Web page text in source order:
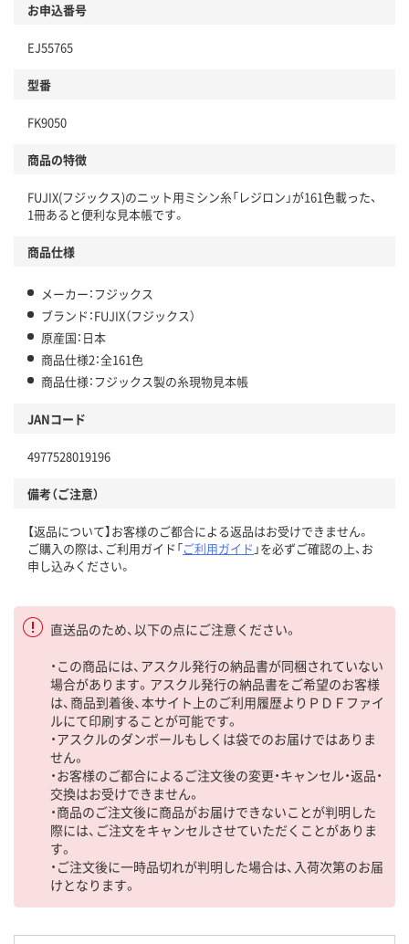
お申込番号
EJ55765
型番
FK9050
商品の特徴
FUJIX(フジックス)のニット用ミシン糸「レジロン」が161色載った、
1冊あると便利な見本帳です。
商品仕様
メーカー：フジックス
ブランド：FUJIX（フジックス）
原産国：日本
商品仕様2：全161色
商品仕様：フジックス製の糸現物見本帳
JANコード
4977528019196
備考（ご注意）
【返品について】お客様のご都合による返品はお受けできません。
ご購入の際は、ご利用ガイド「ご利用ガイド 」を必ずご確認の上、お
申し込みください。
直送品のため、以下の点にご注意ください。
・この商品には、アスクル発行の納品書が同梱されていない
場合があります。アスクル発行の納品書をご希望のお客様
は、商品到着後、本サイト上のご利用履歴よりＰＤＦファイ
ルにて印刷することが可能です。
・アスクルのダンボールもしくは袋でのお届けではありま
せん。
・お客様のご都合によるご注文後の変更・キャンセル・返品・
交換はお受けできません。
・商品のご注文後に商品がお届けできないことが判明した
際には、ご注文をキャンセルさせていただくことがありま
す。
・ご注文後に一時品切れが判明した場合は、入荷次第のお届
けとなります。